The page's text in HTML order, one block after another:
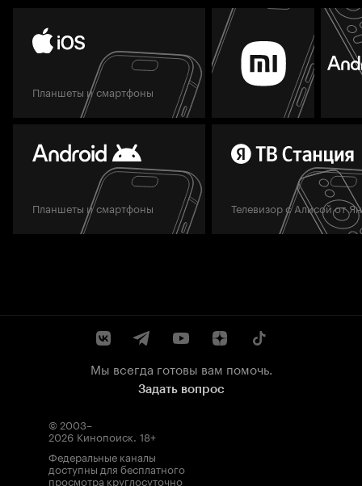
Планшеты и смартфоны
Планшеты и смартфоны Телевизор с Алисой от
Мы всегда готовы вам помочь.
Задать вопрос
© 2003–
2026 Кинопоиск. 18+
Федеральные каналы
доступны для бесплатного
просмотра круглосуточно